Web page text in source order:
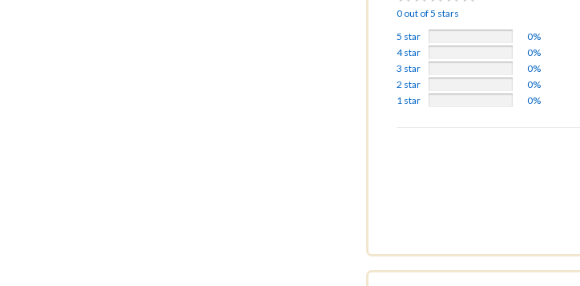
0 out of 5 stars
5 star
0%
4 star
0%
3 star
0%
2 star
0%
1 star
0%